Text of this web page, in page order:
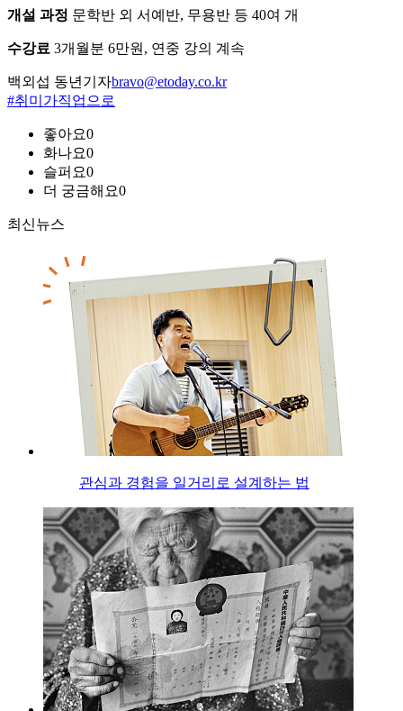
개설 과정 문학반 외 서예반, 무용반 등 40여 개
수강료 3개월분 6만원, 연중 강의 계속
백외섭 동년기자bravo@etoday.co.kr
#취미가직업으로
좋아요0
화나요0
슬퍼요0
더 궁금해요0
최신뉴스
관심과 경험을 일거리로 설계하는 법